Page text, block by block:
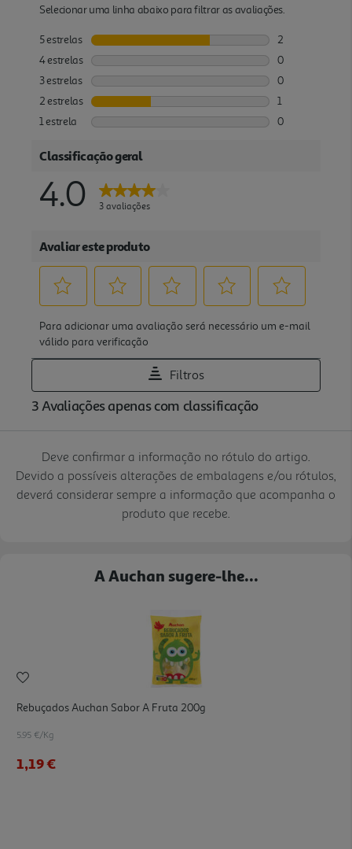
Deve confirmar a informação no rótulo do artigo.
Devido a possíveis alterações de embalagens e/ou rótulos,
deverá considerar sempre a informação que acompanha o
produto que recebe.
A Auchan sugere-lhe...
Rebuçados Auchan Sabor A Fruta 200g
5.95 €/Kg
1,19 €